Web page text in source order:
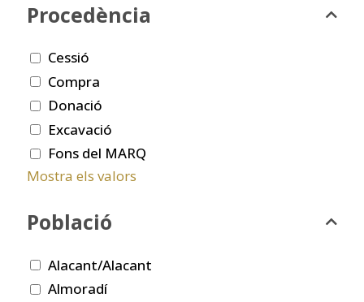
Procedència
Cessió
Compra
Donació
Excavació
Fons del MARQ
Mostra els valors
Població
Alacant/Alacant
Almoradí